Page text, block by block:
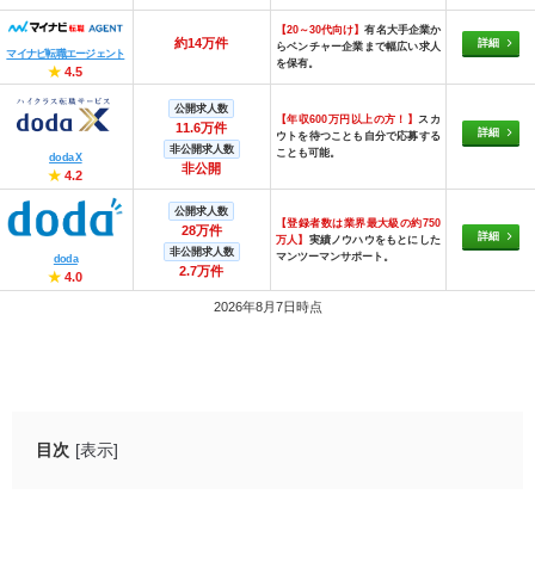
マイナビ転職エージェント
★ 4.5
約14万件
【20～30代向け】有名大手企業か
らベンチャー企業まで幅広い求人
を保有。
詳細
doda X
★ 4.2
公開求人数
11.6万件
非公開求人数
非公開
【年収600万円以上の方！】 スカ
ウトを待つことも自分で応募する
ことも可能。
詳細
doda
★ 4.0
公開求人数
28万件
非公開求人数
2.7万件
【登録者数は業界最大級の約750
万人】 実績ノウハウをもとにした
マンツーマンサポート。
詳細
2026年8月7日時点
目次 [表示]